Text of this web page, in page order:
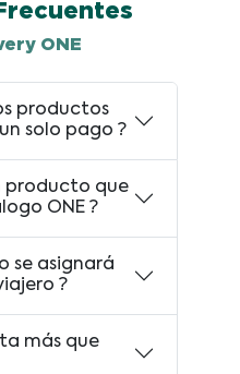
ONE
productos
solo pago ?
producto que
ONE ?
se asignará
?
más que